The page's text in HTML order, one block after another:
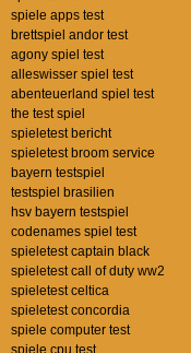
spiele apps test
brettspiel andor test
agony spiel test
alleswisser spiel test
abenteuerland spiel test
the test spiel
spieletest bericht
spieletest broom service
bayern testspiel
testspiel brasilien
hsv bayern testspiel
codenames spiel test
spieletest captain black
spieletest call of duty ww2
spieletest celtica
spieletest concordia
spiele computer test
spiele cpu test